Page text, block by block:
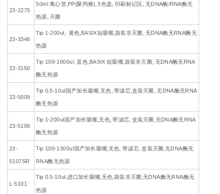
23-2275
50ml 离心管,PP(聚丙烯), 5色盖, 印刷标记区, 无DNA酶/RNA酶无
热源, 灭菌
23-3346
Tip 1-200ul, 黄色,BASIX短吸嘴,袋装非灭菌, 无DNA酶无RNA酶无
热源
23-3150
Tip 100-1000ul, 蓝色,BASIX 短吸嘴,袋装非灭菌, 无DNA酶无RNA
酶无热源
23-5009
Tip 0.5-10ul国产加长吸嘴,无色, 带滤芯,盒装灭菌, 无DNA酶无RNA
酶无热源
23-5106
Tip 1-200ul国产加长吸嘴,无色, 带滤芯, 盒装灭菌,无DNA酶无RNA
酶无热源
23-
5107SR
Tip 100-1300ul国产加长吸嘴,无色, 带滤芯, 盒装灭菌,无DNA酶无
RNA酶无热源
L-5101
Tip 0.5-10ul,进口加长吸嘴,无色,袋装非灭菌,无DNA酶无RNA酶无
热源